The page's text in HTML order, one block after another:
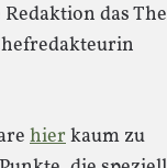
das
hierkaum zu